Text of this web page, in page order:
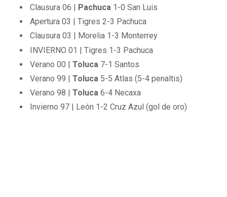
Clausura 06 | Pachuca 1-0 San Luis
Apertura 03 | Tigres 2-3 Pachuca
Clausura 03 | Morelia 1-3 Monterrey
INVIERNO 01 | Tigres 1-3 Pachuca
Verano 00 |Toluca 7-1 Santos
Verano 99 |Toluca 5-5 Atlas (5-4 penaltis)
Verano 98 |Toluca 6-4 Necaxa
Invierno 97 | León 1-2 Cruz Azul (gol de oro)